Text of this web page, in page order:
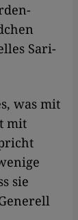
Sari-
was mit
mit
sie